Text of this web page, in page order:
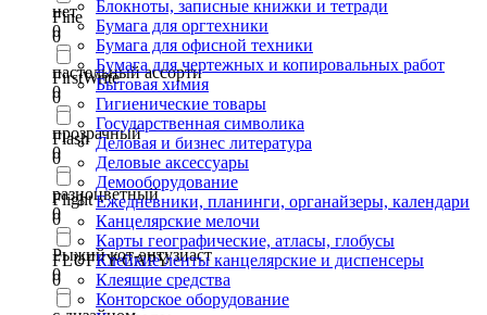
нет
0
пастельный ассорти
0
прозрачный
0
разноцветный
0
Рыжий кот-энтузиаст
0
Fine
0
FirstWrite
0
Flash
0
Flight
0
FLUFFY CAPY
0
Блокноты, записные книжки и тетради
Бумага для оргтехники
Бумага для офисной техники
Бумага для чертежных и копировальных работ
Бытовая химия
Гигиенические товары
Государственная символика
Деловая и бизнес литература
Деловые аксессуары
Демооборудование
Ежедневники, планинги, органайзеры, календари
Канцелярские мелочи
Карты географические, атласы, глобусы
Клейкие ленты канцелярские и диспенсеры
Клеящие средства
Конторское оборудование